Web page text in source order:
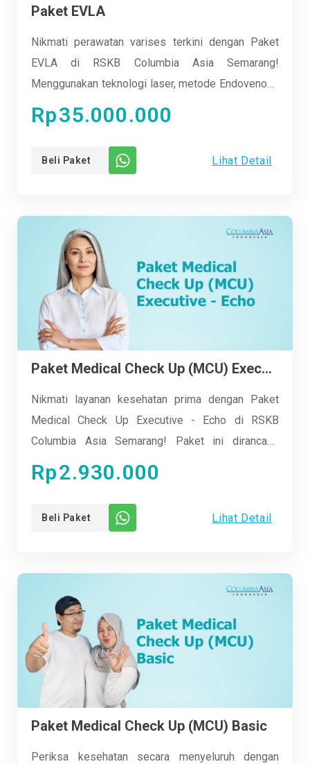
Paket EVLA
Nikmati perawatan varises terkini dengan Paket
EVLA di RSKB Columbia Asia Semarang!
Menggunakan teknologi laser, metode Endovenous
Laser Ablation (EVLA) ini memulihkan pembuluh
darah vena yang bengkak tanpa perlu tindakan
bedah yang invasif. Prosesnya cepat, minim rasa
sakit, dan Anda bisa kembali beraktivitas lebih
Anda dengan ahli kami. Rasakan manfaatnya
sekarang juga dan tampil percaya diri dengan kaki
yang sehat!
Rp35.000.000
Beli Paket Lihat Detail
Paket Medical Check Up (MCU) Executive – Echo
Nikmati layanan kesehatan prima dengan Paket
Medical Check Up Executive - Echo di RSKB
Columbia Asia Semarang! Paket ini dirancang
khusus untuk Anda yang ingin menjaga kesehatan
jantung dengan pemeriksaan echocardiography
lengkap. Tidak hanya itu, Anda juga akan
mendapatkan pemeriksaan kesehatan menyeluruh
berpengalaman, kesehatan Anda berada di tangan
yang tepat. Yuk, sayangi jantung dan tubuh Anda
dengan Medical Check Up Executive - Echo
sekarang juga!
Rp2.930.000
Beli Paket Lihat Detail
Paket Medical Check Up (MCU) Basic
Periksa kesehatan secara menyeluruh dengan